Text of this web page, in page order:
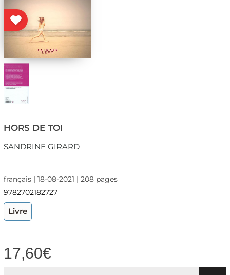
HORS DE TOI
SANDRINE GIRARD
français | 18-08-2021 | 208 pages
9782702182727
Livre
17,60€